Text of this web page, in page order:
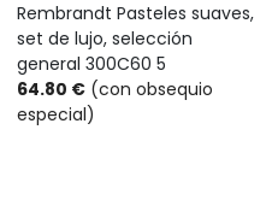
Rembrandt Pasteles suaves,
set de lujo, selección
general 300C60 5
64.80 € (con obsequio
especial)